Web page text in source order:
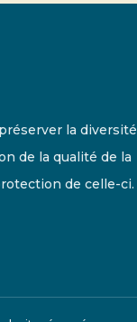
la diversité
de la qualité de la
de celle-ci.